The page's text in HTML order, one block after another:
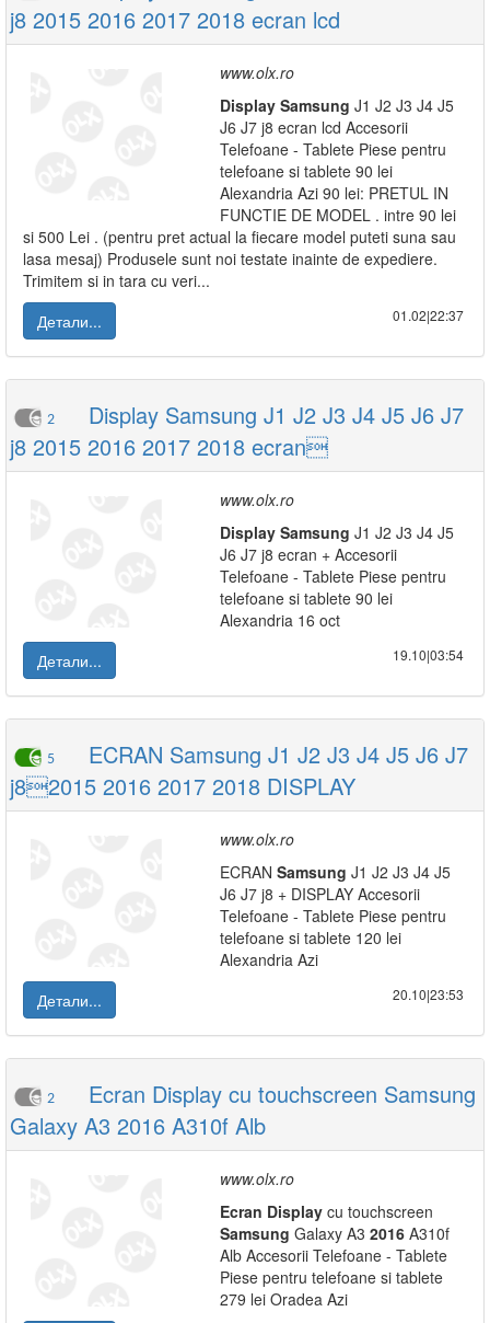
j8 2015 2016 2017 2018 ecran lcd
www.olx.ro
Display Samsung J1 J2 J3 J4 J5
J6 J7 j8 ecran lcd Accesorii
Telefoane - Tablete Piese pentru
telefoane si tablete 90 lei
Alexandria Azi 90 lei: PRETUL IN
FUNCTIE DE MODEL . intre 90 lei
si 500 Lei . (pentru pret actual la fiecare model puteti suna sau
lasa mesaj) Produsele sunt noi testate inainte de expediere.
Trimitem si in tara cu veri...
Детали...
01.02|22:37
2
Display Samsung J1 J2 J3 J4 J5 J6 J7
j8 2015 2016 2017 2018 ecran
www.olx.ro
Display Samsung J1 J2 J3 J4 J5
J6 J7 j8 ecran + Accesorii
Telefoane - Tablete Piese pentru
telefoane si tablete 90 lei
Alexandria 16 oct
Детали...
19.10|03:54
5
ECRAN Samsung J1 J2 J3 J4 J5 J6 J7
j82015 2016 2017 2018 DISPLAY
www.olx.ro
ECRAN Samsung J1 J2 J3 J4 J5
J6 J7 j8 + DISPLAY Accesorii
Telefoane - Tablete Piese pentru
telefoane si tablete 120 lei
Alexandria Azi
Детали...
20.10|23:53
2
Ecran Display cu touchscreen Samsung
Galaxy A3 2016 A310f Alb
www.olx.ro
Ecran Display cu touchscreen
Samsung Galaxy A3 2016 A310f
Alb Accesorii Telefoane - Tablete
Piese pentru telefoane si tablete
279 lei Oradea Azi